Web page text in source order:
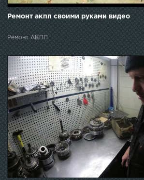
Ремонт акпп своими руками видео
Ремонт АКПП